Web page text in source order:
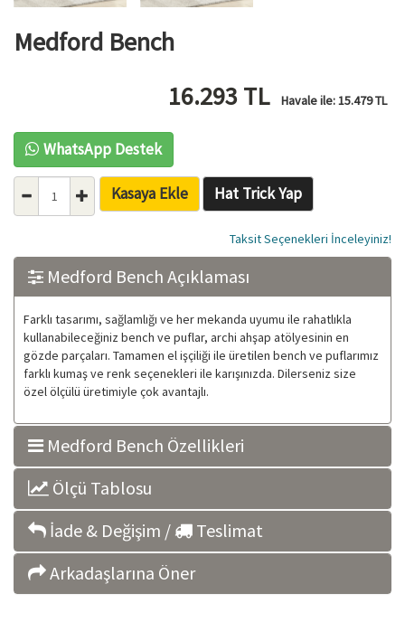
Medford Bench
16.293 TL Havale ile:15.479TL
WhatsApp Destek
Kasaya Ekle Hat Trick Yap
Taksit Seçenekleri İnceleyiniz!
Medford Bench Açıklaması
Farklı tasarımı, sağlamlığı ve her mekanda uyumu ile rahatlıkla
kullanabileceğiniz bench ve puflar, archi ahşap atölyesinin en
gözde parçaları. Tamamen el işçiliği ile üretilen bench ve puflarımız
farklı kumaş ve renk seçenekleri ile karışınızda. Dilerseniz size
özel ölçülü üretimiyle çok avantajlı.
Medford Bench Özellikleri
Ölçü Tablosu
İade & Değişim /
Teslimat
Arkadaşlarına Öner